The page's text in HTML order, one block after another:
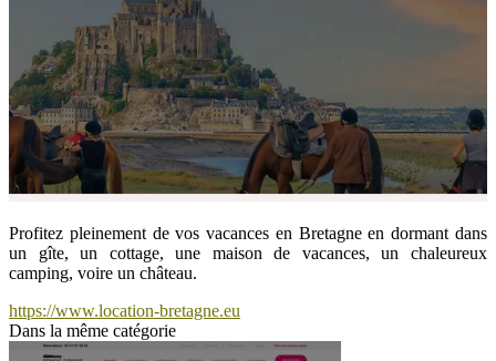
Profitez pleinement de vos vacances en Bretagne en dormant dans
un gîte, un cottage, une maison de vacances, un chaleureux
camping, voire un château.
https://www.location-bretagne.eu
Dans la même catégorie